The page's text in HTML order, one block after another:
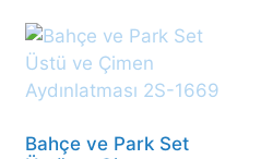
Bahçe ve Park Set